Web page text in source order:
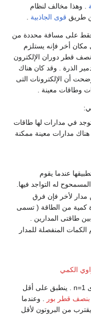
. وهذا مخالف لنظام
طريق قوى الجاذبية .
فقط على مسافة محددة من
مكان أخر فإنه يستلزم
قطر دوران الإلكترون
الذرة . وقد كان هناك
أن الإلكترونات التى
وطاقات معينة .
توجد في مدارات لها طاقات
مدارات معينة ممكنة
عندما يقوم
له التواجد فيها.
مدار لأخر فإن فرق
كمية من الطاقة ( تسمى
طاقتى المدارين .
الكمي
الإفتراض رقم (4) ينص على أن أقل مستوى n=1 . ينطبق على أقل
بنصف قطر بور
. وعندما
من البروتون لأقل